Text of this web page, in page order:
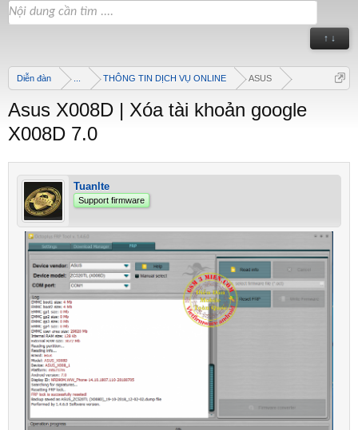
↑ ↓
Diễn đàn THÔNG TIN DỊCH VỤ ONLINE ASUS
Asus X008D | Xóa tài khoản google
X008D 7.0
Tuanlte
Support firmware